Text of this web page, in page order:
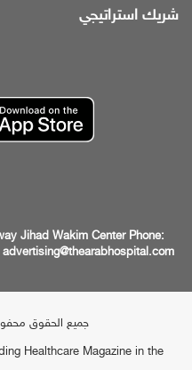
شريك استراتيجي
Jihad Wakim Center Phone:
advertising@thearabhospital.com
جميع الحقوق
Healthcare Magazine in the